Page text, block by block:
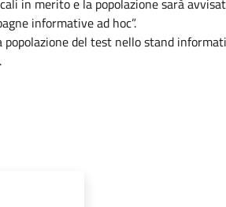
in merito e la popolazione sarà
informative ad hoc”.
del test nello stand